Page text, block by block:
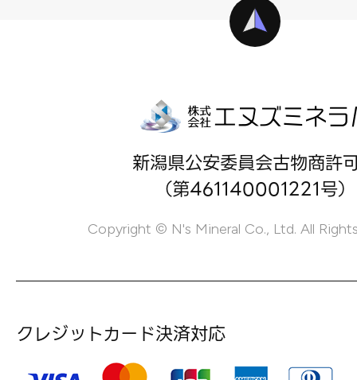
新潟県公安委員会古物商許
（第461140001221号）
Copyright © N's Mineral Co., Ltd. All
クレジットカード決済対応